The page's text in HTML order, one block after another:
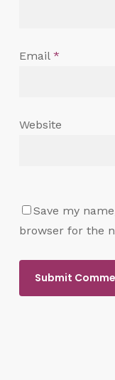
Email *
Website
Save my
browser for the